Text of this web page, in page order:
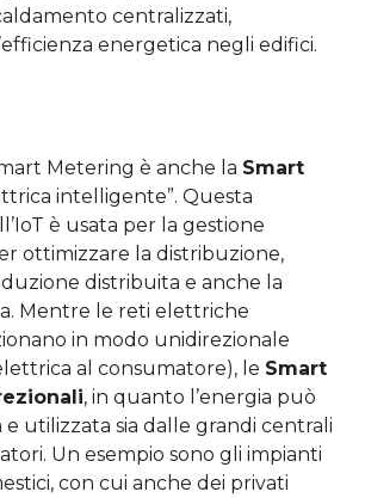
centralizzati,
energetica negli edifici.
Metering è anche la Smart
intelligente”. Questa
è usata per la gestione
ottimizzare la distribuzione,
distribuita e anche la
Mentre le reti elettriche
in modo unidirezionale
al consumatore), le Smart
, in quanto l’energia può
e utilizzata sia dalle grandi centrali
Un esempio sono gli impianti
con cui anche dei privati